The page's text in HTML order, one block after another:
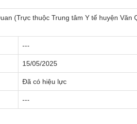
(Trực thuộc Trung tâm Y tế huyện Văn
---
15/05/2025
Đã có hiệu lực
---